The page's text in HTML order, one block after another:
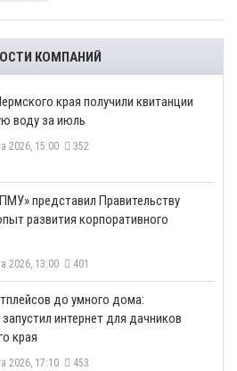
КОМПАНИЙ
края получили квитанции
воду за июль
2026, 15:00 352
представил Правительству
развития корпоративного
2026, 13:00 401
до умного дома:
интернет для дачников
края
2026, 17:10 453